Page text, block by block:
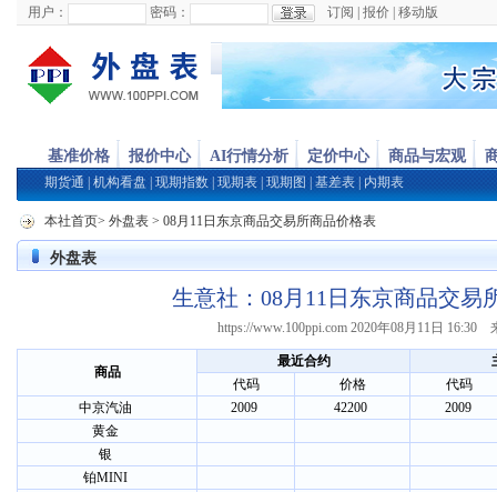
用户： 密码： 订阅 报价 移动版
基准价格 报价中心 AI行情分析 定价中心 商品与宏观
期货通 机构看盘 现期指数 现期表 现期图 基差表 内期表
本社首页> 外盘表 > 08月11日东京商品交易所商品价格表
外盘表
生意社：08月11日东京商品交易
https://www.100ppi.com 2020年08月11日 16:30
商品
最近合约
代码
价格
代码
中京汽油
2009 42200
2009
黄金
银
铂MINI